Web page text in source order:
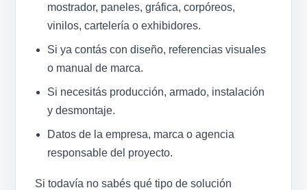
mostrador, paneles, gráfica, corpóreos,
vinilos, cartelería o exhibidores.
Si ya contás con diseño, referencias visuales
o manual de marca.
Si necesitás producción, armado, instalación
y desmontaje.
Datos de la empresa, marca o agencia
responsable del proyecto.
Si todavía no sabés qué tipo de solución